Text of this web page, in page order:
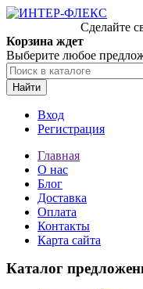
Сделайте
Корзина ждет
Выберите любое
Найти
Вход
Регистрация
Главная
О нас
Блог
Доставка
Оплата
Контакты
Карта сайта
Каталог